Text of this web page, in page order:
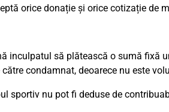
orice donație și orice cotizație de
inculpatul să plătească o sumă fixă
condamnat, deoarece nu este
sportiv nu pot fi deduse de